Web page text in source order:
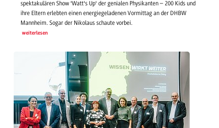
spektakulären Show 'Watt's Up' der genialen Physikanten – 200 Kids und
ihre Eltern erlebten einen energiegeladenen Vormittag an der DHBW
Mannheim. Sogar der Nikolaus schaute vorbei.
weiterlesen